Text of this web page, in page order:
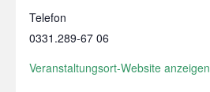
Telefon
0331.289‑67 06
Veranstaltungsort-Website anzeigen